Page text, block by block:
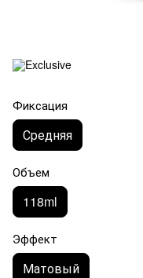
Фиксация
Средняя
Объем
118ml
Эффект
Матовый